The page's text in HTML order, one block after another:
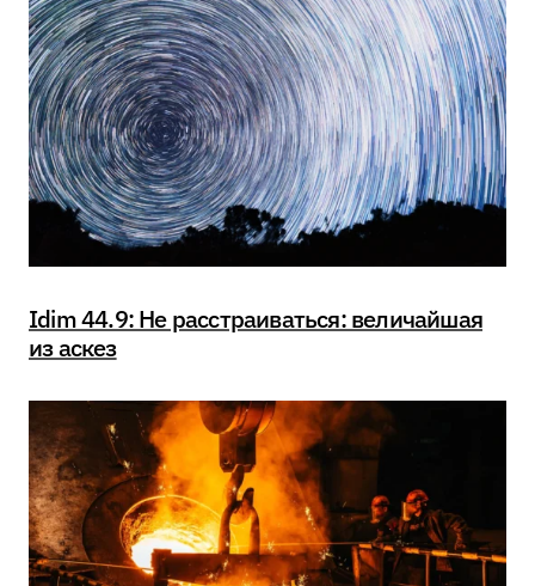
Idim 44.9: Не расстраиваться: величайшая
из аскез